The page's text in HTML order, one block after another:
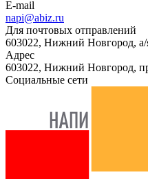
E-mail
napi@abiz.ru
Для почтовых отправлений
603022, Нижний Новгород, а/
Адрес
603022, Нижний Новгород,
Социальные сети